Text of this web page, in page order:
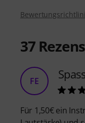
37
FE
Für 1,50€ ein